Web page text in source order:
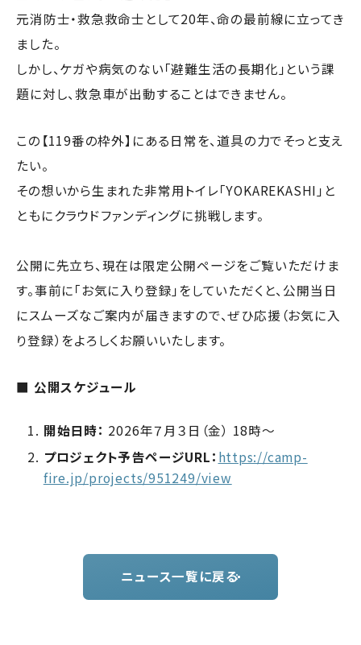
元消防士・救急救命士として20年、命の最前線に立ってき
ました。
しかし、ケガや病気のない「避難生活の長期化」という課
題に対し、救急車が出動することはできません。
この【119番の枠外】にある日常を、道具の力でそっと支え
たい。
その想いから生まれた非常用トイレ「YOKAREKASHI」と
ともにクラウドファンディングに挑戦します。
公開に先立ち、現在は限定公開ページをご覧いただけま
す。事前に「お気に入り登録」をしていただくと、公開当日
にスムーズなご案内が届きますので、ぜひ応援（お気に入
り登録）をよろしくお願いいたします。
■ 公開スケジュール
開始日時： 2026年７月３日（金） 18時〜
プロジェクト予告ページURL： https://camp-
fire.jp/projects/951249/view
ニュース一覧に戻る